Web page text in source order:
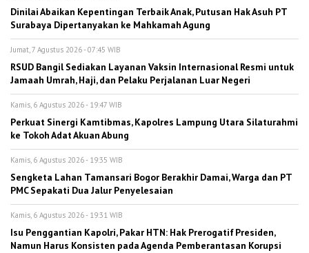
Dinilai Abaikan Kepentingan Terbaik Anak, Putusan Hak Asuh PT
Surabaya Dipertanyakan ke Mahkamah Agung
Jumat, 7 Agustus 2026 - 07:45 WIB
RSUD Bangil Sediakan Layanan Vaksin Internasional Resmi untuk
Jamaah Umrah, Haji, dan Pelaku Perjalanan Luar Negeri
Kamis, 6 Agustus 2026 - 19:47 WIB
Perkuat Sinergi Kamtibmas, Kapolres Lampung Utara Silaturahmi
ke Tokoh Adat Akuan Abung
Kamis, 6 Agustus 2026 - 19:35 WIB
Sengketa Lahan Tamansari Bogor Berakhir Damai, Warga dan PT
PMC Sepakati Dua Jalur Penyelesaian
Kamis, 6 Agustus 2026 - 19:31 WIB
Isu Penggantian Kapolri, Pakar HTN: Hak Prerogatif Presiden,
Namun Harus Konsisten pada Agenda Pemberantasan Korupsi